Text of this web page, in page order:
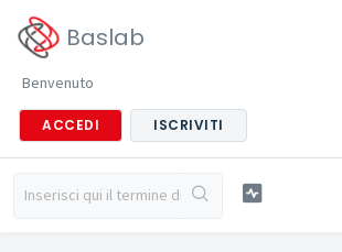
Baslab
Benvenuto
ACCEDI ISCRIVITI